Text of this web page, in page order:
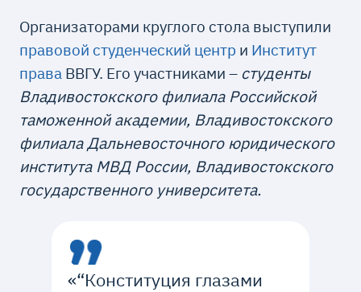
Организаторами круглого стола выступили
правовой студенческий центр и Институт
права ВВГУ. Его участниками – студенты
Владивостокского филиала Российской
таможенной академии, Владивостокского
филиала Дальневосточного юридического
института МВД России, Владивостокского
государственного университета.
«“Конституция глазами